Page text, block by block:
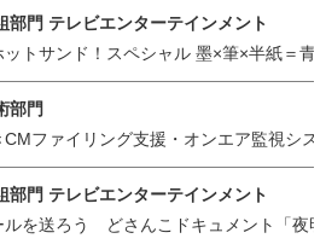
部門 テレビエンターテインメント
ットサンド！スペシャル 墨×筆×半紙＝
部門
CMファイリング支援・オンエア監視シス
部門 テレビエンターテインメン ト
ルを送ろう どさんこドキュメント「夜